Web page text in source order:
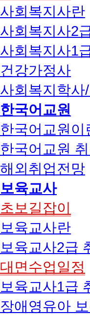
사회복지사란
사회복지사2
사회복지사1
건강가정사
사회복지학사
한국어교원
한국어교원이
한국어교원
해외취업전망
보육교사
초보길잡이
보육교사란
보육교사2급
대면수업일정
보육교사1급
장애영유아